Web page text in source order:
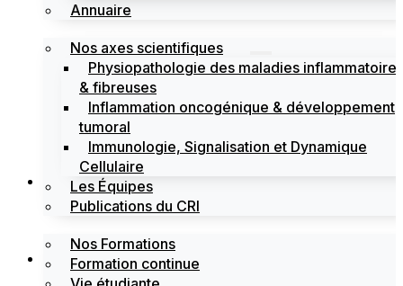
Annuaire
Nos axes scientifiques
Physiopathologie des maladies inflammatoires
& fibreuses
Inflammation oncogénique & développement
tumoral
Immunologie, Signalisation et Dynamique
Cellulaire
Les Équipes
Publications du CRI
Formations
Nos Formations
Formation continue
Labels